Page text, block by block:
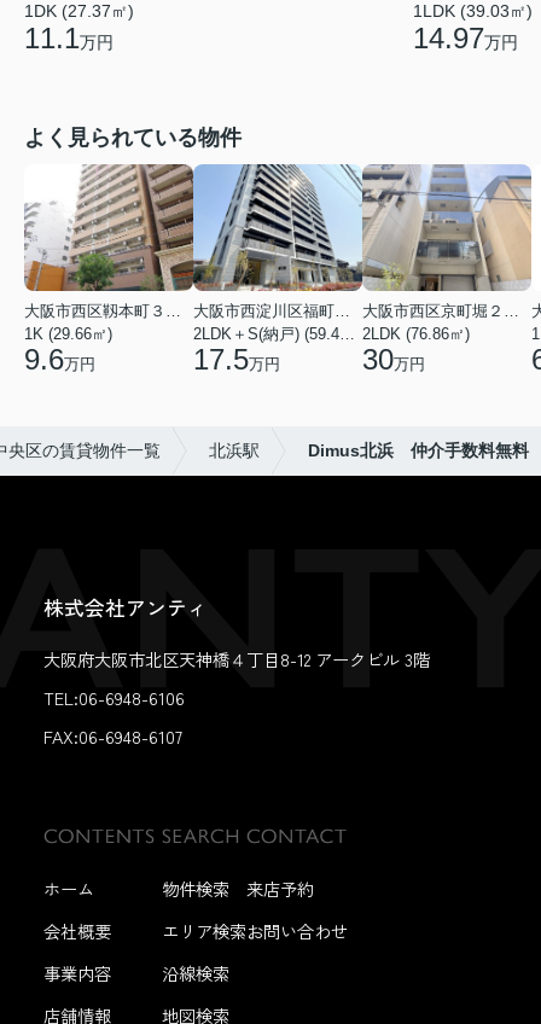
1DK (27.37㎡)
11.1万円
1LDK (39.03㎡)
14.97万円
よく見られている物件
大阪市西区靱本町３丁目
1K (29.66㎡)
9.6万円
大阪市西淀川区福町２丁目
2LDK＋S(納戸) (59.48㎡)
17.5万円
大阪市西区京町堀２丁目
2LDK (76.86㎡)
30万円
央区の賃貸物件一覧 北浜駅 Dimus北浜 仲介手数料無料
株式会社アンティ
大阪府大阪市北区天神橋４丁目8-12 アークビル 3階
TEL:06-6948-6106
FAX:06-6948-6107
ホーム
会社概要
事業内容
店舗情報
物件検索
エリア検索
沿線検索
地図検索
来店予約
お問い合わせ